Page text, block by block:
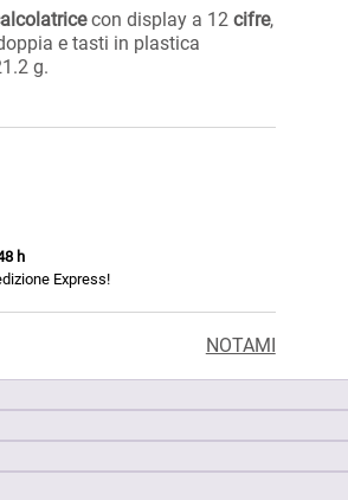
con display a 12 cifre,
e tasti in plastica
g.
h
Express!
NOTAMI